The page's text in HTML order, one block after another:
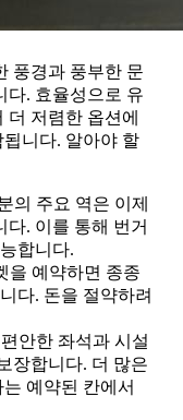
풍경과 풍부한 문
다. 효율성으로 유
저렴한 옵션에
니다. 알아야 할
의 주요 역은 이제
다. 이를 통해 번거
합니다.
을 예약하면 종종
다. 돈을 절약하려
안한 좌석과 시설
장합니다. 더 많은
예약된 칸에서